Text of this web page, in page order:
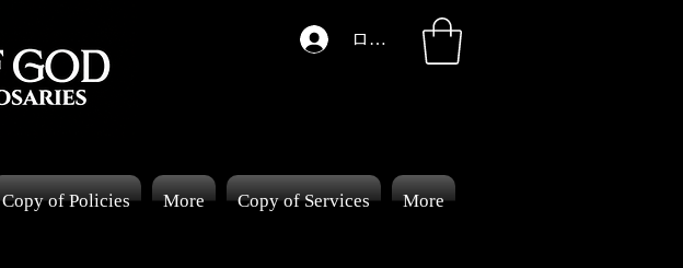
ログイン
Copy of Policies More Copy of Services More